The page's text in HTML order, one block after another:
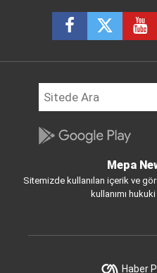
Mepa
Sitemizde kullanılan içerik ve
kullanımı
Haber